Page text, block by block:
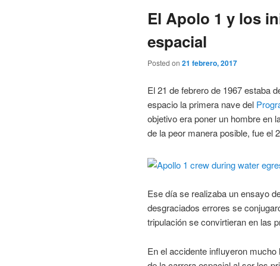
El Apolo 1 y los
espacial
Posted on 21 febrero, 2017
El 21 de febrero de 1967 estaba
espacio la primera nave del
objetivo era poner un hombre en
de la peor manera posible, fue el
Ese día se realizaba un ensayo
desgraciados errores se
tripulación se convirtieran en las
En el accidente influyeron